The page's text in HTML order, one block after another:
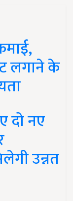
लगाने के
दो नए
उन्नत